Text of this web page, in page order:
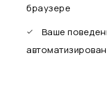
браузере
Ваше